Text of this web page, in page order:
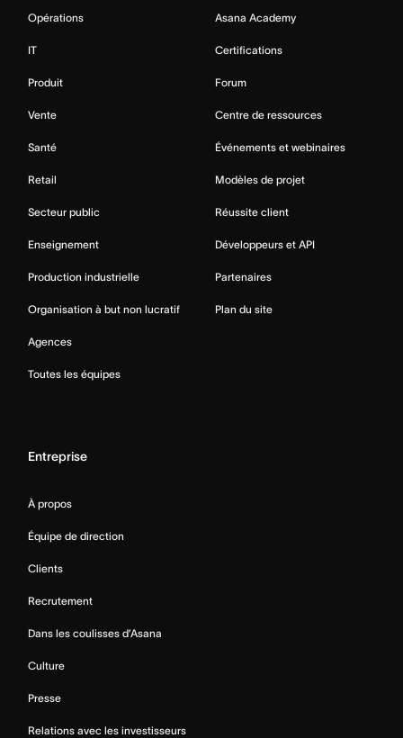
Opérations
IT
Produit
Vente
Santé
Retail
Secteur public
Enseignement
Production industrielle
Organisation à but non lucratif
Agences
Toutes les équipes
Asana Academy
Certifications
Forum
Centre de ressources
Événements et webinaires
Modèles de projet
Réussite client
Développeurs et API
Partenaires
Plan du site
Entreprise
À propos
Équipe de direction
Clients
Recrutement
Dans les coulisses d’Asana
Culture
Presse
Relations avec les investisseurs